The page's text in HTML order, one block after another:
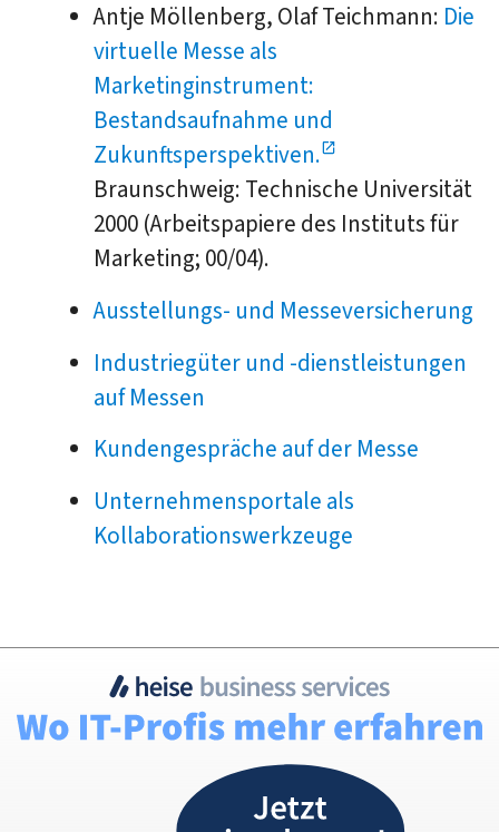
Antje Möllenberg, Olaf Teichmann: Die
virtuelle Messe als
Marketinginstrument:
Bestandsaufnahme und
Zukunftsperspektiven.
Braunschweig: Technische Universität
2000 (Arbeitspapiere des Instituts für
Marketing; 00/04).
Ausstellungs- und Messeversicherung
Industriegüter und -dienstleistungen
auf Messen
Kundengespräche auf der Messe
Unternehmensportale als
Kollaborationswerkzeuge